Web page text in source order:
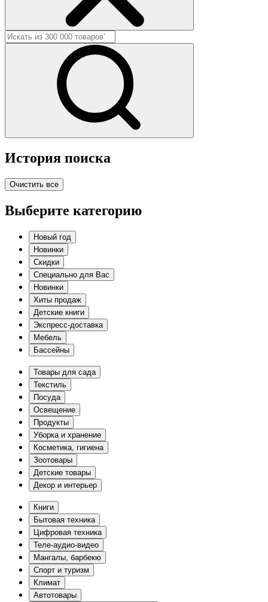
История поиска
Очистить все
Выберите категорию
Новый год
Новинки
Скидки
Специально для Вас
Новинки
Хиты продаж
Детские книги
Экспресс-доставка
Мебель
Бассейны
Товары для сада
Текстиль
Посуда
Освещение
Продукты
Уборка и хранение
Косметика, гигиена
Зоотовары
Детские товары
Декор и интерьер
Книги
Бытовая техника
Цифровая техника
Теле-аудио-видео
Мангалы, барбекю
Спорт и туризм
Климат
Автотовары